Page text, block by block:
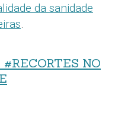
da sanidade
.
#RECORTES NO